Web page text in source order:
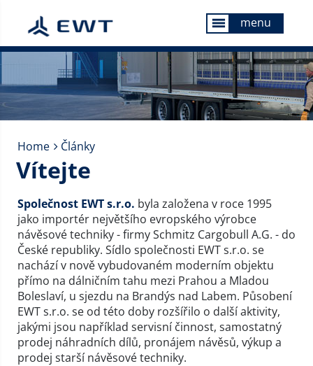
menu menu
Home Články
Vítejte
Společnost EWT s.r.o. byla založena v roce 1995
jako importér největšího evropského výrobce
návěsové techniky - firmy Schmitz Cargobull A.G. - do
České republiky. Sídlo společnosti EWT s.r.o. se
nachází v nově vybudovaném moderním objektu
přímo na dálničním tahu mezi Prahou a Mladou
Boleslaví, u sjezdu na Brandýs nad Labem. Působení
EWT s.r.o. se od této doby rozšířilo o další aktivity,
jakými jsou například servisní činnost, samostatný
prodej náhradních dílů, pronájem návěsů, výkup a
prodej starší návěsové techniky.